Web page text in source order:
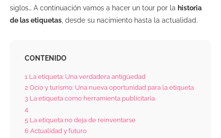
siglos… A continuación vamos a hacer un tour por la historia
de las etiquetas , desde su nacimiento hasta la actualidad.
CONTENIDO
1 La etiqueta: Una verdadera antigüedad
2 Ocio y turismo: Una nueva oportunidad para la etiqueta
3 La etiqueta como herramienta publicitaria
4
5 La etiqueta no deja de reinventarse
6Actualidad y futuro